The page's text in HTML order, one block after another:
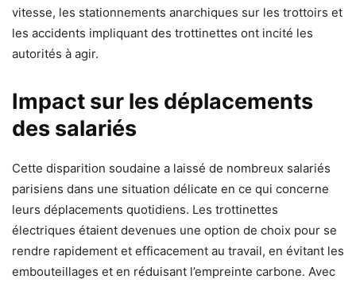
vitesse, les stationnements anarchiques sur les trottoirs et
les accidents impliquant des trottinettes ont incité les
autorités à agir.
Impact sur les déplacements
des salariés
Cette disparition soudaine a laissé de nombreux salariés
parisiens dans une situation délicate en ce qui concerne
leurs déplacements quotidiens. Les trottinettes
électriques étaient devenues une option de choix pour se
rendre rapidement et efficacement au travail, en évitant les
embouteillages et en réduisant l’empreinte carbone. Avec